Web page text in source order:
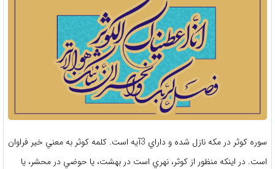
سوره كوثر در مكه نازل شده و داراي 3آيه است. كلمه كوثر به معني خير فراوان
است. در اينكه منظور از كوثر، نهري است در بهشت، يا حوضي در محشر، يا